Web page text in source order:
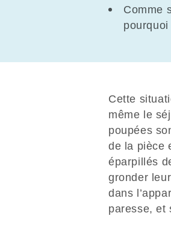
Comme
Cette
même le
poupées
de la pièce
éparpillés
gronder
dans
paresse, et